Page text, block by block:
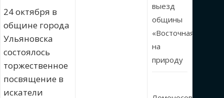
24 октября в
общине города
Ульяновска
состоялось
торжественное
посвящение в
искатели
выезд
общины
«Восточная»
на
природу